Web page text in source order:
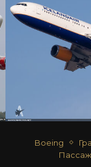
Boeing